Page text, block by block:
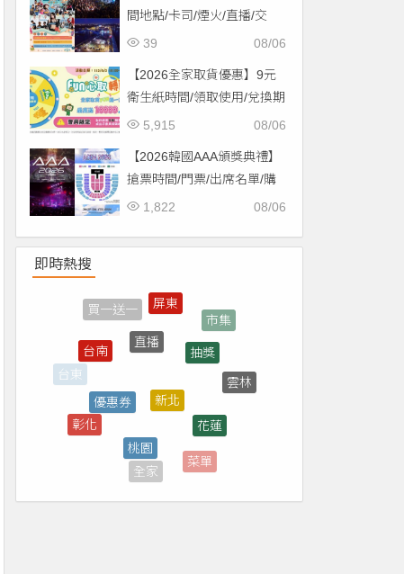
間地點/卡司/煙火/直播/交
通，免費入場！
08/06
39
【2026全家取貨優惠】9元
衛生紙時間/領取使用/兌換期
限一次看！
08/06
5,915
【2026韓國AAA頒獎典禮】
搶票時間/門票/出席名單/購
票一次看！
08/06
1,822
即時熱搜
台南
直播
抽獎
演唱會
南投
補助
彰化
優惠券
新北
花蓮
菜單
全家
桃園